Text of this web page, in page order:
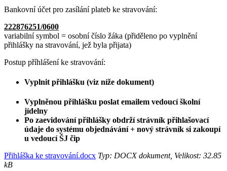
Bankovní účet pro zasílání plateb ke stravování:
222876251/0600
variabilní symbol = osobní číslo žáka (přiděleno po vyplnění
přihlášky na stravování, jež byla přijata)
Postup příhlášení ke stravování:
Vyplnit přihlášku (viz níže dokument)
Vyplněnou přihlášku poslat emailem vedoucí školní
jídelny
Po zaevidování přihlášky obdrží strávník přihlašovací
údaje do systému objednávání + nový strávník si zakoupí
u vedoucí ŠJ čip
Přihláška ke stravování.docx Typ: DOCX dokument, Velikost: 32.85
kB